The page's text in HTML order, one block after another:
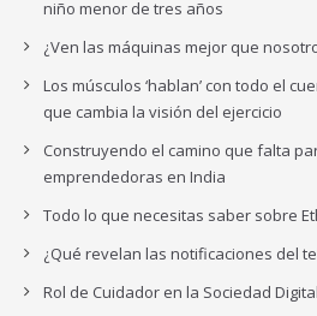
niño menor de tres años
¿Ven las máquinas mejor que
Los músculos ‘hablan’ con todo el
que cambia la visión del ejercicio
Construyendo el camino que falta
emprendedoras en India
Todo lo que necesitas saber sobre
¿Qué revelan las notificaciones del
Rol de Cuidador en la Sociedad Digital